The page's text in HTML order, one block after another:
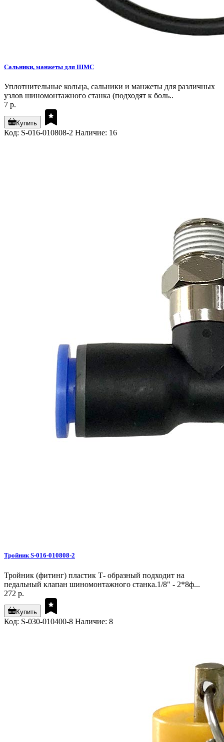
Сальники, манжеты для ШМС
Уплотнительные кольца, сальники и манжеты для различных
узлов шиномонтажного станка (подходят к боль..
7 р.
Купить
Код: S-016-010808-2 Наличие: 16
Тройник S-016-010808-2
Тройник (фитинг) пластик Т- образный подходит на
педальный клапан шиномонтажного станка.1/8" - 2*8ф...
272 р.
Купить
Код: S-030-010400-8 Наличие: 8